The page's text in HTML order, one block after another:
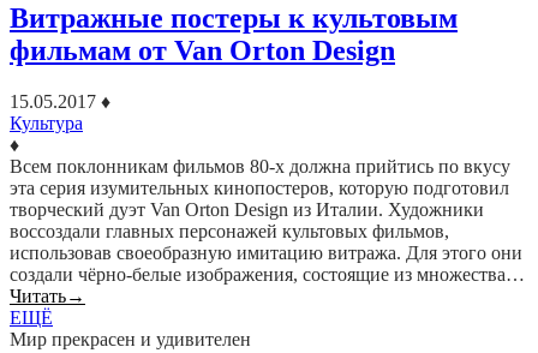
Витражные постеры к культовым
фильмам от Van Orton Design
15.05.2017 ♦
Культура
♦
Всем поклонникам фильмов 80-х должна прийтись по вкусу
эта серия изумительных кинопостеров, которую подготовил
творческий дуэт Van Orton Design из Италии. Художники
воссоздали главных персонажей культовых фильмов,
использовав своеобразную имитацию витража. Для этого они
создали чёрно-белые изображения, состоящие из множества…
Читать→
ЕЩЁ
Мир прекрасен и удивителен